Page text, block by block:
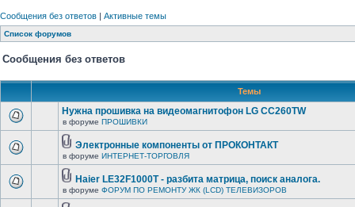
Сообщения без ответов | Активные темы
Список форумов
Сообщения без ответов
Темы
Нужна прошивка на видеомагнитофон LG CC260TW
в форуме ПРОШИВКИ
Электронные компоненты от ПРОКОНТАКТ
в форуме ИНТЕРНЕТ-ТОРГОВЛЯ
Haier LE32F1000T - разбита матрица, поиск аналога.
в форуме ФОРУМ ПО РЕМОНТУ ЖК (LCD) ТЕЛЕВИЗОРОВ